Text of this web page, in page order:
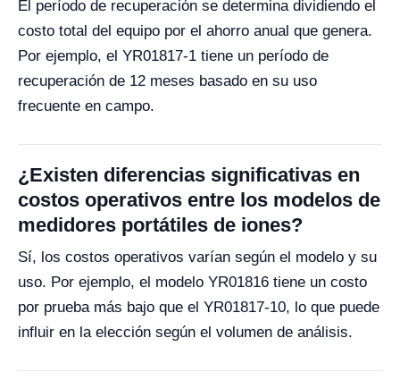
El período de recuperación se determina dividiendo el
costo total del equipo por el ahorro anual que genera.
Por ejemplo, el YR01817-1 tiene un período de
recuperación de 12 meses basado en su uso
frecuente en campo.
¿Existen diferencias significativas en
costos operativos entre los modelos de
medidores portátiles de iones?
Sí, los costos operativos varían según el modelo y su
uso. Por ejemplo, el modelo YR01816 tiene un costo
por prueba más bajo que el YR01817-10, lo que puede
influir en la elección según el volumen de análisis.